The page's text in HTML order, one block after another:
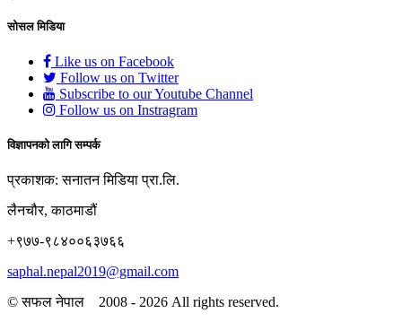
सोसल मिडिया
Like us on Facebook
Follow us on Twitter
Subscribe to our Youtube Channel
Follow us on Instragram
विज्ञापनको लागि सम्पर्क
प्रकाशक: सनातन मिडिया प्रा.लि.
लैनचौर, काठमाडौं
+९७७-९८४००६३७६६
saphal.nepal2019@gmail.com
© सफल नेपाल 2008 - 2026 All rights reserved.